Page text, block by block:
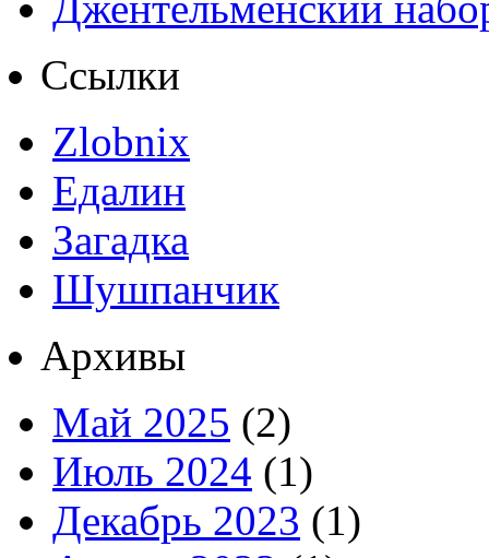
Ссылки
Zlobnix
Едалин
Загадка
Шушпанчик
Архивы
Май 2025 (2)
Июль 2024 (1)
Декабрь 2023 (1)